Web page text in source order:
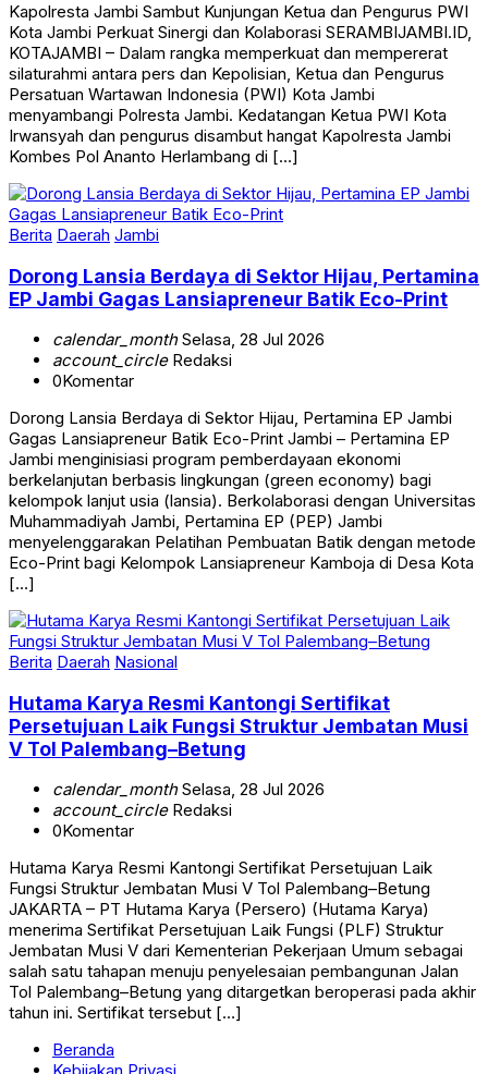
Kota Jambi Perkuat Sinergi dan Kolaborasi SERAMBIJAMBI.ID,
KOTAJAMBI – Dalam rangka memperkuat dan mempererat
silaturahmi antara pers dan Kepolisian, Ketua dan Pengurus
Persatuan Wartawan Indonesia (PWI) Kota Jambi
menyambangi Polresta Jambi. Kedatangan Ketua PWI Kota
Irwansyah dan pengurus disambut hangat Kapolresta Jambi
Kombes Pol Ananto Herlambang di […]
Berita Daerah Jambi
EP Jambi Gagas Lansiapreneur Batik Eco-Print
account_circleRedaksi
0Komentar
Gagas Lansiapreneur Batik Eco-Print Jambi – Pertamina EP
Jambi menginisiasi program pemberdayaan ekonomi
berkelanjutan berbasis lingkungan (green economy) bagi
kelompok lanjut usia (lansia). Berkolaborasi dengan Universitas
Muhammadiyah Jambi, Pertamina EP (PEP) Jambi
menyelenggarakan Pelatihan Pembuatan Batik dengan metode
Eco-Print bagi Kelompok Lansiapreneur Kamboja di Desa Kota
[…]
Berita Daerah Nasional
Persetujuan Laik Fungsi Struktur Jembatan Musi
V Tol Palembang–Betung
account_circleRedaksi
0Komentar
Fungsi Struktur Jembatan Musi V Tol Palembang–Betung
JAKARTA – PT Hutama Karya (Persero) (Hutama Karya)
menerima Sertifikat Persetujuan Laik Fungsi (PLF) Struktur
Jembatan Musi V dari Kementerian Pekerjaan Umum sebagai
salah satu tahapan menuju penyelesaian pembangunan Jalan
Tol Palembang–Betung yang ditargetkan beroperasi pada akhir
tahun ini. Sertifikat tersebut […]
Kebijakan Privasi